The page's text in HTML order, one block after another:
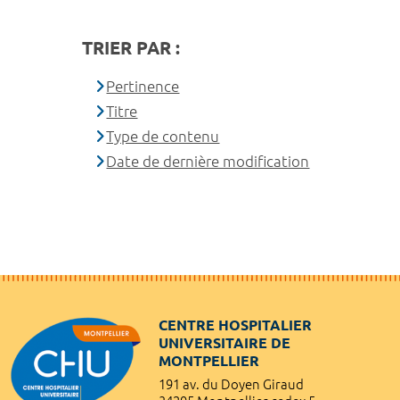
TRIER PAR :
Pertinence
Titre
Type de contenu
Date de dernière modification
CENTRE HOSPITALIER
UNIVERSITAIRE DE
MONTPELLIER
191 av. du Doyen Giraud